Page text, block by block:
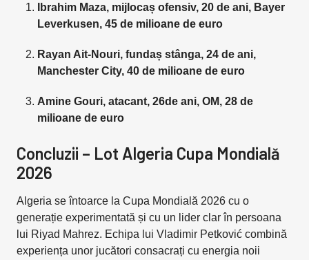
Ibrahim Maza, mijlocaș ofensiv, 20 de ani, Bayer
Leverkusen, 45 de milioane de euro
Rayan Ait-Nouri, fundaș stânga, 24 de ani,
Manchester City, 40 de milioane de euro
Amine Gouri, atacant, 26de ani, OM, 28 de
milioane de euro
Concluzii – Lot Algeria Cupa Mondială
2026
Algeria se întoarce la Cupa Mondială 2026 cu o
generație experimentată și cu un lider clar în persoana
lui Riyad Mahrez. Echipa lui Vladimir Petković combină
experiența unor jucători consacrați cu energia noii